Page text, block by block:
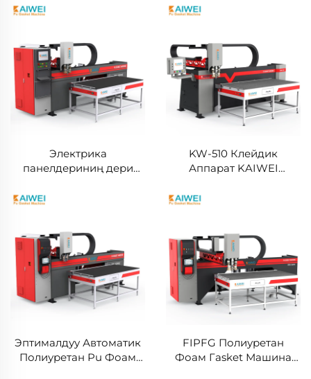
Жаны энергия чоң ар
жасоо машинасы
Gaskets Machine Panel
Электрика
панелдериниң дери
FIPFG Эки компоненттik
KW-510 Клейдик
Аппарат KAIWEI
Сигилдинг Диспенсинг
Эптималдуу Автоматик
Полиуретан Pu Фоам
FIPFG Полиуретан
Фоам Гasket Машина